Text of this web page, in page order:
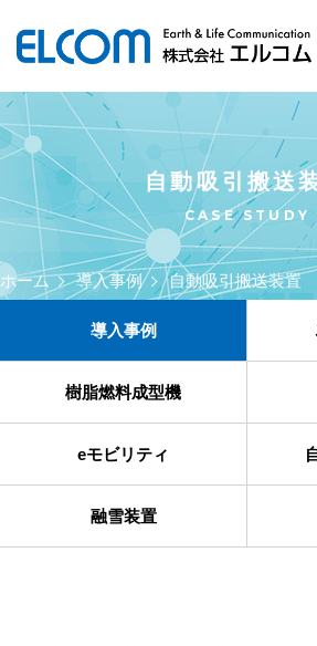
自動吸引搬送
CASE STUDY
ホーム 導入事例 自動吸引搬送装置
導入事例
樹脂燃料成型機
eモビリティ
融雪装置